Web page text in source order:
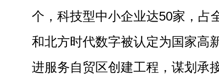
个，科技型中小企业达50家，占
和北方时代数字被认定为国家高
进服务自贸区创建工程，谋划承